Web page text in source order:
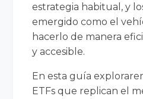
estrategia habitual, y
emergido como el
hacerlo de manera
y accesible.
En esta guía
ETFs que replican el